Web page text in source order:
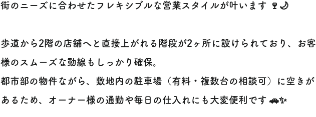
街のニーズに合わせたフレキシブルな営業スタイルが叶います 🍷🌙
歩道から2階の店舗へと直接上がれる階段が2ヶ所に設けられており、お客
様のスムーズな動線もしっかり確保。
都市部の物件ながら、敷地内の駐車場（有料・複数台の相談可）に空きが
あるため、オーナー様の通勤や毎日の仕入れにも大変便利です 🚗✨